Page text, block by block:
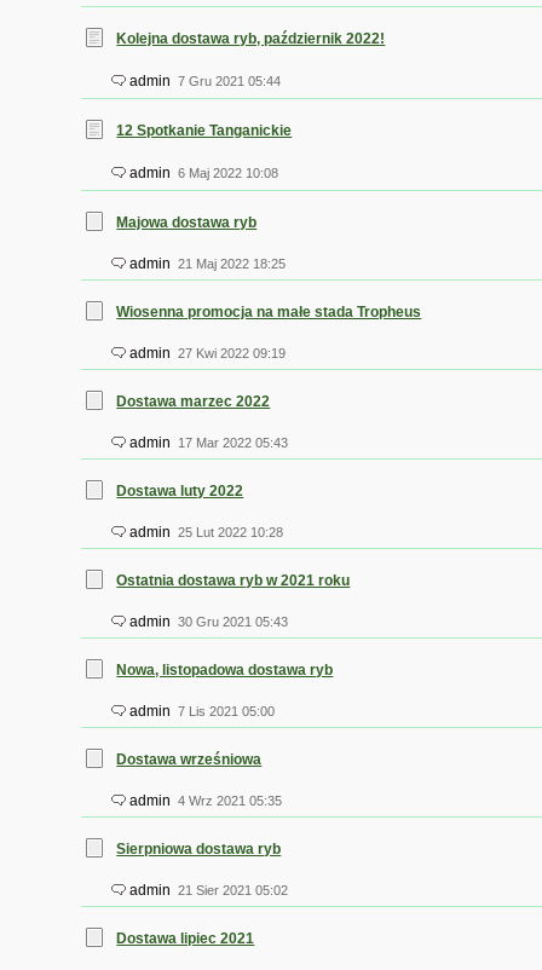
Kolejna dostawa ryb, październik 2022!
admin 7 Gru 2021 05:44
12 Spotkanie Tanganickie
admin 6 Maj 2022 10:08
Majowa dostawa ryb
admin 21 Maj 2022 18:25
Wiosenna promocja na małe stada Tropheus
admin 27 Kwi 2022 09:19
Dostawa marzec 2022
admin 17 Mar 2022 05:43
Dostawa luty 2022
admin 25 Lut 2022 10:28
Ostatnia dostawa ryb w 2021 roku
admin 30 Gru 2021 05:43
Nowa, listopadowa dostawa ryb
admin 7 Lis 2021 05:00
Dostawa wrześniowa
admin 4 Wrz 2021 05:35
Sierpniowa dostawa ryb
admin 21 Sier 2021 05:02
Dostawa lipiec 2021